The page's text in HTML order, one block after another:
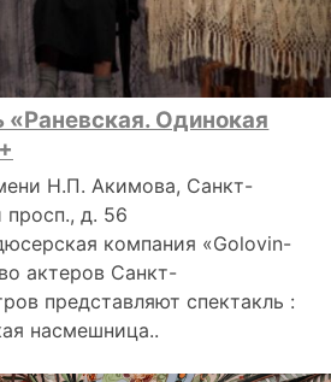
«Раневская. Одинокая
Н.П. Акимова, Санкт-
просп., д. 56
компания «Golovin-
актеров Санкт-
представляют спектакль :
насмешница..